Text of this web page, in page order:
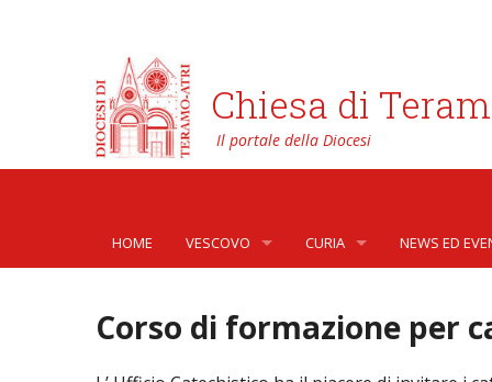
Chiesa di
HOME VESCOVO
LO STEMMA
CURIA
SETTORI DELLA VITA
AFFARI
NEWS ED
Corso di formazione per